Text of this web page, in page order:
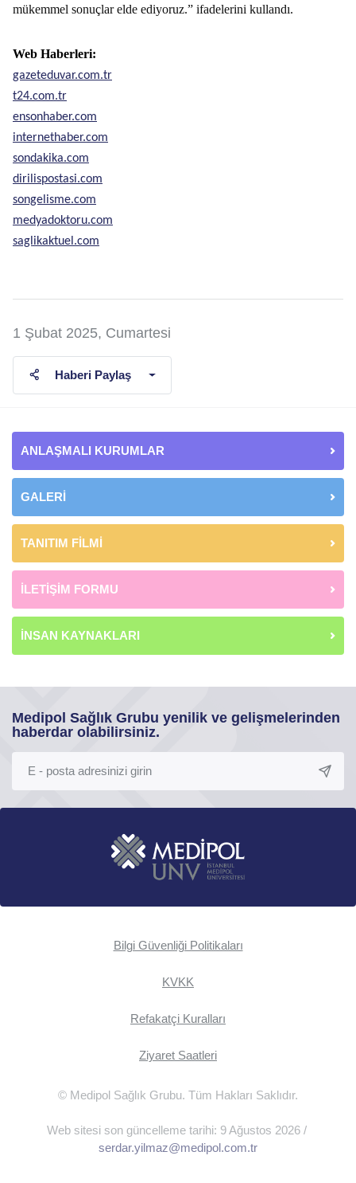
mükemmel sonuçlar elde ediyoruz.” ifadelerini kullandı.
Web Haberleri:
gazeteduvar.com.tr
t24.com.tr
ensonhaber.com
internethaber.com
sondakika.com
dirilispostasi.com
songelisme.com
medyadoktoru.com
saglikaktuel.com
1 Şubat 2025, Cumartesi
Haberi Paylaş
ANLAŞMALI KURUMLAR
GALERİ
TANITIM FİLMİ
İLETİŞİM FORMU
İNSAN KAYNAKLARI
Medipol Sağlık Grubu yenilik ve gelişmelerinden
haberdar olabilirsiniz.
Bilgi Güvenliği Politikaları
KVKK
Refakatçi Kuralları
Ziyaret Saatleri
© Medipol Sağlık Grubu. Tüm Hakları Saklıdır.
Web sitesi son güncelleme tarihi: 9 Ağustos 2026 /
serdar.yilmaz@medipol.com.tr